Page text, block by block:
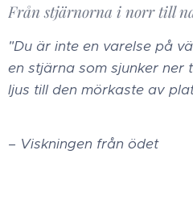
Från stjärnorna i norr till
"Du är inte en varelse på
en stjärna som sjunker
ljus till den mörkaste av
– Viskningen från ödet